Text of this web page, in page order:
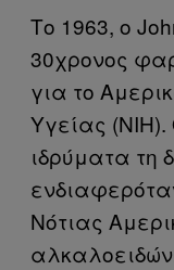
Το 1963, ο
30χρονος
για το
Υγείας
ιδρύματα τη
Νότιας